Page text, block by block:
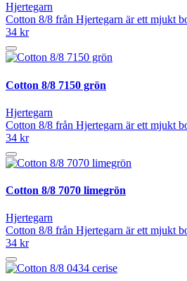
Hjertegarn
Cotton 8/8 från Hjertegarn är ett mjukt
34 kr
Cotton 8/8 7150 grön
Hjertegarn
Cotton 8/8 från Hjertegarn är ett mjukt
34 kr
Cotton 8/8 7070 limegrön
Hjertegarn
Cotton 8/8 från Hjertegarn är ett mjukt
34 kr